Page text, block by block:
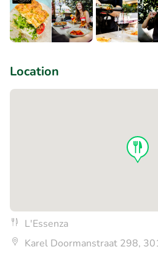
Location
L'Essenza
Karel Doormanstraat 298,